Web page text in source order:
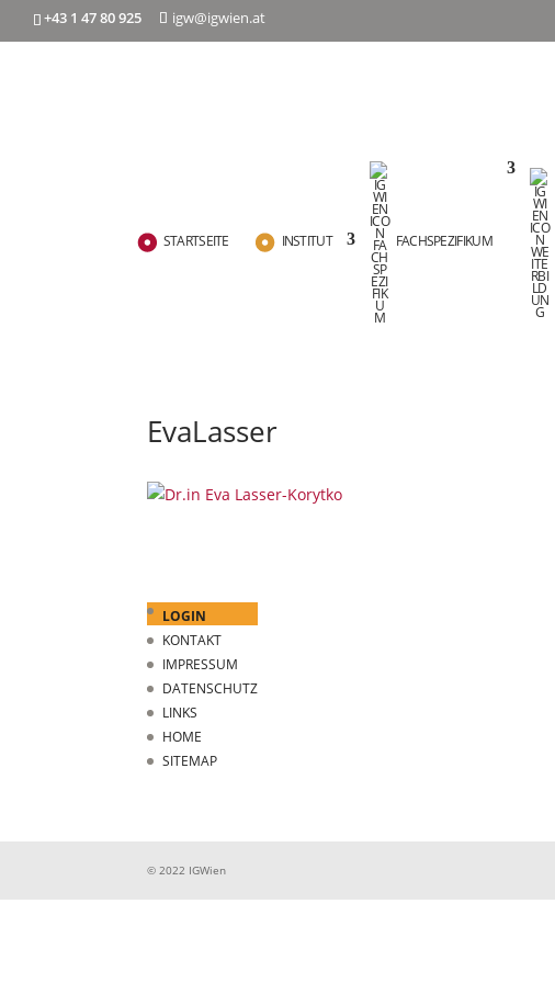
+43 1 47 80 925 igw@igwien.at
STARTSEITE INSTITUT FACHSPEZIFIKUM
EvaLasser
LOGIN
KONTAKT
IMPRESSUM
DATENSCHUTZ
LINKS
HOME
SITEMAP
© 2022 IGWien